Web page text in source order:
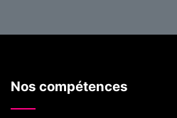
Nos compétences